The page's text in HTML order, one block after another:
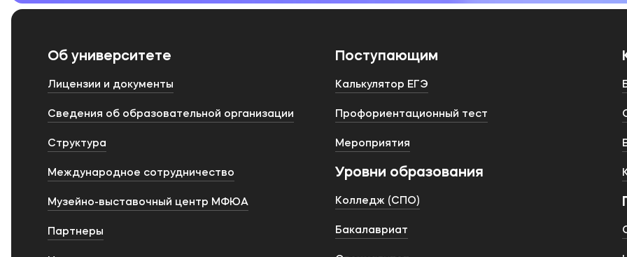
Об университете
Лицензии и документы
Сведения об образовательной организации
Структура
Международное сотрудничество
Музейно-выставочный центр МФЮА
Партнеры
Поступающим
Калькулятор ЕГЭ
Профориентационный тест
Мероприятия
Уровни образования
Колледж (СПО)
Бакалавриат